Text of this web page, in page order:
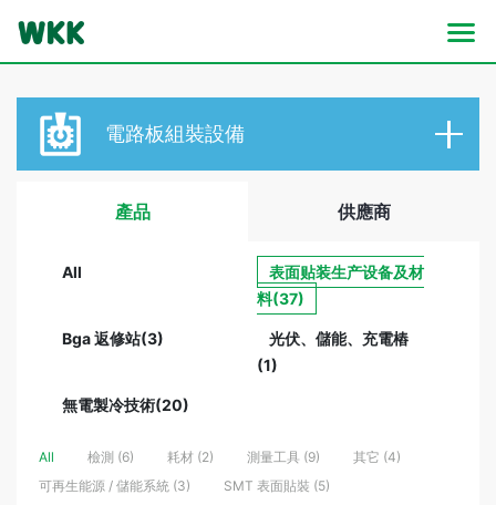
電路板組裝設備
產品 供應商
All
表面贴装生产设备及材
料(37)
All 檢測 (6) 耗材 (2) 測量工具 (9)
其它 (4)
可再生能源 / 儲能系統 (3)
SMT 表面貼裝 (5)
Bga 返修站(3)
光伏、儲能、充電樁
(1)
無電製冷技術(20)